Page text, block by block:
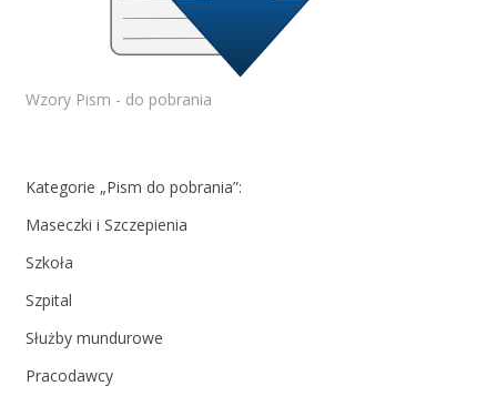
Wzory Pism - do pobrania
Kategorie „Pism do pobrania”:
Maseczki i Szczepienia
Szkoła
Szpital
Służby mundurowe
Pracodawcy